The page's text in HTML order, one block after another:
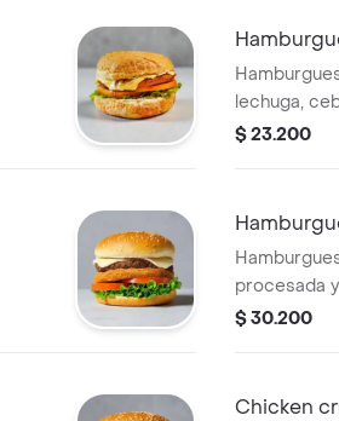
sabores y
Ideal para
en
Francesa o
lechuga,
$ 23.200
procesada
queso y
$ 30.200
Chicken